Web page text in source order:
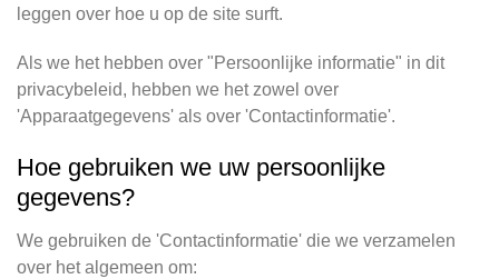
leggen over hoe u op de site surft.
Als we het hebben over "Persoonlijke informatie" in dit
privacybeleid, hebben we het zowel over
'Apparaatgegevens' als over 'Contactinformatie'.
Hoe gebruiken we uw persoonlijke
gegevens?
We gebruiken de 'Contactinformatie' die we verzamelen
over het algemeen om: